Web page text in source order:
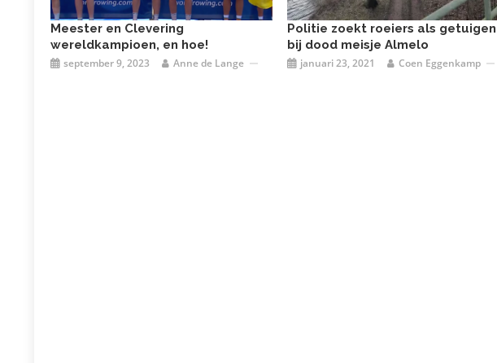
Meester en Clevering
wereldkampioen, en hoe!
september 9, 2023 Anne de Lange
Politie zoekt roeiers als getuigen
bij dood meisje Almelo
januari 23, 2021 Coen Eggenkamp